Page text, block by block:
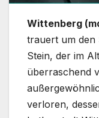
Wittenberg
trauert um den
Stein, der im
überraschend
verloren,